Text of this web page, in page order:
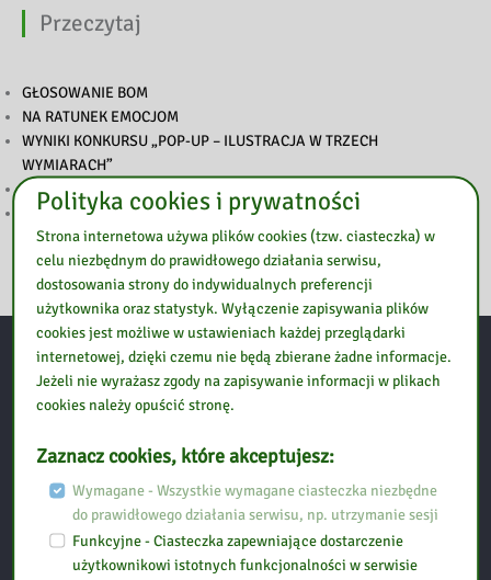
Przeczytaj
GŁOSOWANIE BOM
NA RATUNEK EMOCJOM
WYNIKI KONKURSU „POP-UP – ILUSTRACJA W TRZECH
WYMIARACH”
PODSUMOWANIE TYGODNIA BIBLIOTEK
ZAPROSZENIE NA TYDZIEŃ BIBLIOTEK
Kontakt:
Biblioteka Pedagogiczna w Ostrołęce, Filia w Przasnyszu
Ul. Szpitalna 10
06-300 Przasnysz
Polityka cookies i prywatności
Strona internetowa używa plików cookies (tzw. ciasteczka) w
celu niezbędnym do prawidłowego działania serwisu,
dostosowania strony do indywidualnych preferencji
użytkownika oraz statystyk. Wyłączenie zapisywania plików
cookies jest możliwe w ustawieniach każdej przeglądarki
internetowej, dzięki czemu nie będą zbierane żadne informacje.
Jeżeli nie wyrażasz zgody na zapisywanie informacji w plikach
cookies należy opuścić stronę.
Zaznacz cookies, które akceptujesz:
Wymagane - Wszystkie wymagane ciasteczka niezbędne
do prawidłowego działania serwisu, np. utrzymanie sesji
Funkcyjne - Ciasteczka zapewniające dostarczenie
użytkownikowi istotnych funkcjonalności w serwisie